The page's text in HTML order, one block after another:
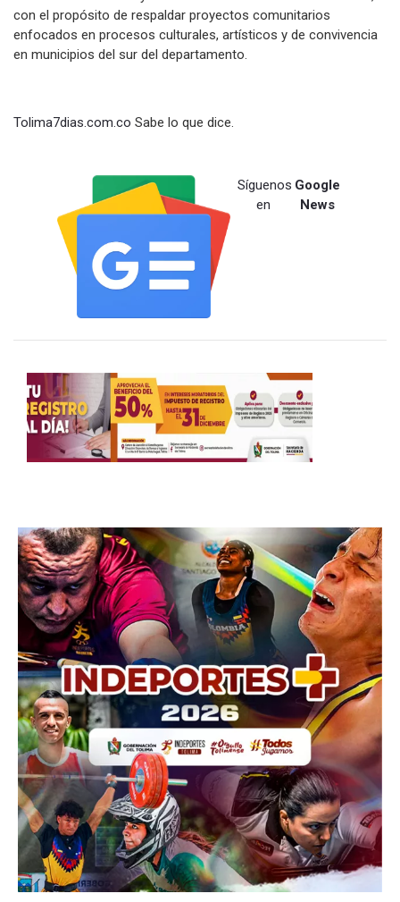
con el propósito de respaldar proyectos comunitarios
enfocados en procesos culturales, artísticos y de convivencia
en municipios del sur del departamento.
Tolima7dias.com.co Sabe lo que dice.
Síguenos
en
Google
News